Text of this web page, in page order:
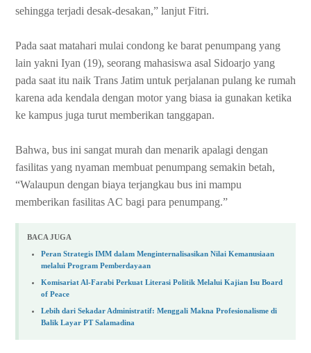
sehingga terjadi desak-desakan,” lanjut Fitri.
Pada saat matahari mulai condong ke barat penumpang yang
lain yakni Iyan (19), seorang mahasiswa asal Sidoarjo yang
pada saat itu naik Trans Jatim untuk perjalanan pulang ke rumah
karena ada kendala dengan motor yang biasa ia gunakan ketika
ke kampus juga turut memberikan tanggapan.
Bahwa, bus ini sangat murah dan menarik apalagi dengan
fasilitas yang nyaman membuat penumpang semakin betah,
“Walaupun dengan biaya terjangkau bus ini mampu
memberikan fasilitas AC bagi para penumpang.”
BACA JUGA
Peran Strategis IMM dalam Menginternalisasikan Nilai Kemanusiaan
melalui Program Pemberdayaan
Komisariat Al-Farabi Perkuat Literasi Politik Melalui Kajian Isu Board
of Peace
Lebih dari Sekadar Administratif: Menggali Makna Profesionalisme di
Balik Layar PT Salamadina